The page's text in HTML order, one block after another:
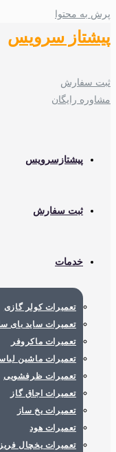
پرش به محتوا
پیشتاز سرویس
ثبت سفارش
مشاوره رایگان
پیشتازسرویس
ثبت سفارش
خدمات
تعمیرات کولر گازی
تعمیرات ساید بای
تعمیرات ماکروفر
تعمیرات ماشین
تعمیرات ظرفشویی
تعمیرات اجاق گاز
تعمیرات یخ ساز
تعمیرات هود
تعمیرات یخچال